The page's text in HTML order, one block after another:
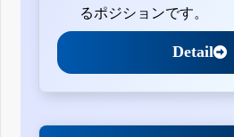
るポジションです。
Detail